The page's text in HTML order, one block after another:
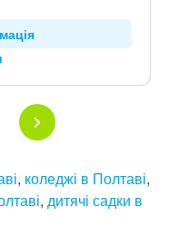
, коледжі в Полтаві,
, дитячі садки в